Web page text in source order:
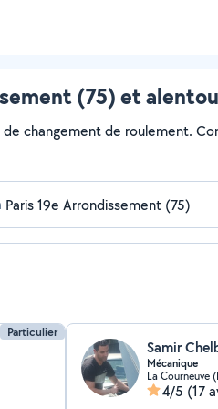
(75) et
changement de roulement.
Particulier
Samir
Mécanique
La Courneuve
4/5 (17